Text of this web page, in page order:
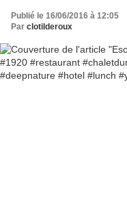
# @Chalet du Mont
Publié le 16/06/2016 à 12:05
Par clotilderoux